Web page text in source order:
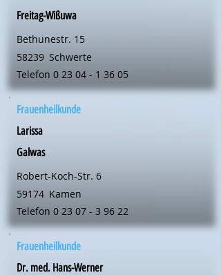
Freitag-Wißuwa
Bethunestr. 15
58239 Schwerte
Telefon 0 23 04 - 1 36 05
Frauenheilkunde
Larissa
Galwas
Robert-Koch-Str. 6
59174 Kamen
Telefon 0 23 07 - 3 96 22
Frauenheilkunde
Dr. med. Hans-Werner